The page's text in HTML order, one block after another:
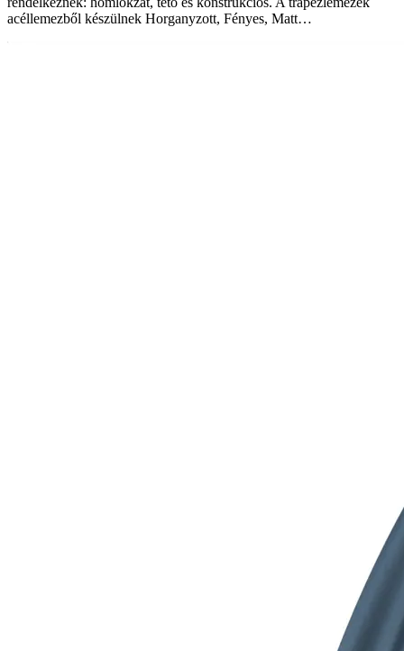
acéllemezből készülnek Horganyzott, Fényes, Matt…